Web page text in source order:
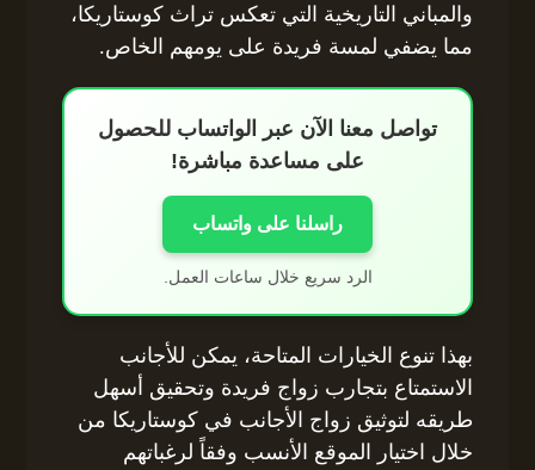
والمباني التاريخية التي تعكس تراث كوستاريكا،
مما يضفي لمسة فريدة على يومهم الخاص.
تواصل معنا الآن عبر الواتساب للحصول
على مساعدة مباشرة!
راسلنا على واتساب
الرد سريع خلال ساعات العمل.
بهذا تنوع الخيارات المتاحة، يمكن للأجانب
الاستمتاع بتجارب زواج فريدة وتحقيق أسهل
طريقه لتوثيق زواج الأجانب في كوستاريكا من
خلال اختيار الموقع الأنسب وفقاً لرغباتهم